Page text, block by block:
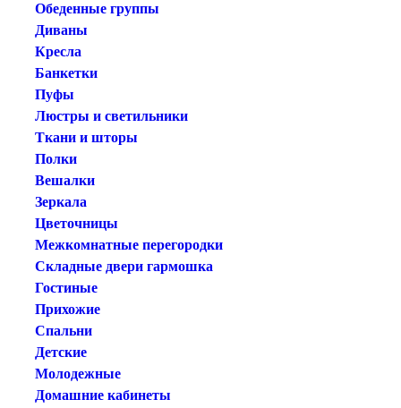
Обеденные группы
Диваны
Кресла
Банкетки
Пуфы
Люстры и светильники
Ткани и шторы
Полки
Вешалки
Зеркала
Цветочницы
Межкомнатные перегородки
Складные двери гармошка
Гостиные
Прихожие
Спальни
Детские
Молодежные
Домашние кабинеты